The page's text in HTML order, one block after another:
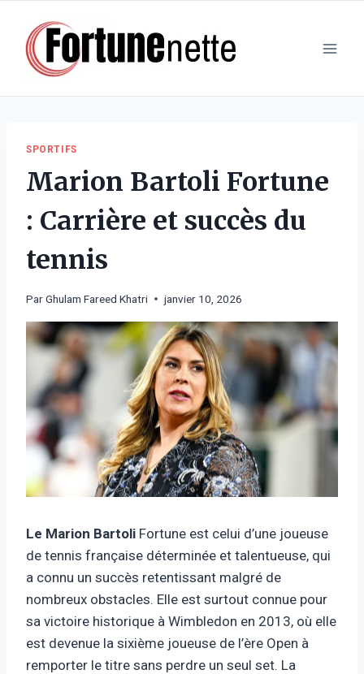
contenu
SPORTIFS
Marion Bartoli Fortune
: Carrière et succès du
tennis
ParGhulam Fareed Khatri janvier 10, 2026
Le Marion Bartoli Fortune est celui d’une joueuse
de tennis française déterminée et talentueuse, qui
a connu un succès retentissant malgré de
nombreux obstacles. Elle est surtout connue pour
sa victoire historique à Wimbledon en 2013, où elle
est devenue la sixième joueuse de l’ère Open à
remporter le titre sans perdre un seul set. La